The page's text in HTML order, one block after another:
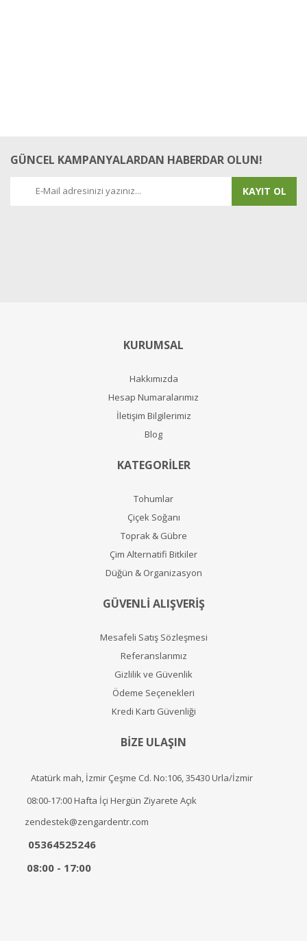
GÜNCEL KAMPANYALARDAN HABERDAR OLUN!
KAYIT OL
KURUMSAL
Hakkımızda
Hesap Numaralarımız
İletişim Bilgilerimiz
Blog
KATEGORİLER
Tohumlar
Çiçek Soğanı
Toprak & Gübre
Çim Alternatifi Bitkiler
Düğün & Organizasyon
GÜVENLİ ALIŞVERİŞ
Mesafeli Satış Sözleşmesi
Referanslarımız
Gizlilik ve Güvenlik
Ödeme Seçenekleri
Kredi Kartı Güvenliği
BİZE ULAŞIN
Atatürk mah, İzmir Çeşme Cd. No:106, 35430 Urla/İzmir
08:00-17:00 Hafta İçi Hergün Ziyarete Açık
zendestek@zengardentr.com
05364525246
08:00 - 17:00